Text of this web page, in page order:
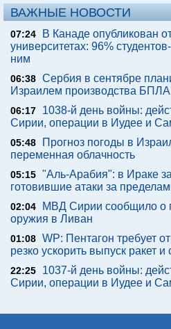
ВАЖНЫЕ НОВОСТИ
07:24
В Канаде опубликован
университетах: 96%
ним
06:38 Сербия в сентябре
Израилем производства БПЛА
06:17
1038-й день войны:
Сирии, операции в Иудее и
05:48
Прогноз погоды в
переменная облачность
05:15 "Аль-Арабия": в Ираке
готовившие атаки за
02:04
МВД Сирии сообщило о
оружия в Ливан
01:08 WP: Пентагон требует
резко ускорить выпуск ракет
22:25
1037-й день войны:
Сирии, операции в Иудее и